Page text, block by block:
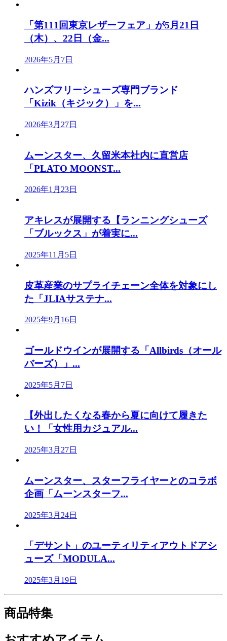
「第111回東京レザーフェア」が5月21日
（木）、22日（金...
2026年5月7日
ハンズフリーシューズ専門ブランド
「Kizik（キジック）」を...
2026年3月27日
ムーンスター、久留米本社内に直営店
「PLATO MOONST...
2026年1月23日
アキレスが展開する【ランニングシューズ
「ブルックス」が着実に...
2025年11月5日
皮革産業のサプライチェーン全体を対象にし
た「JLIAサステナ...
2025年9月16日
ゴールドウインが展開する「Allbirds（オール
バーズ）」...
2025年5月7日
【外出したくなる春から夏に向けて履きた
い！「女性用カジュアル...
2025年3月27日
ムーンスター、スターフライヤーとのコラボ
企画「ムーンスターフ...
2025年3月24日
「デサント」のユーティリティアウトドアシ
ューズ「MODULA...
2025年3月19日
商品特集